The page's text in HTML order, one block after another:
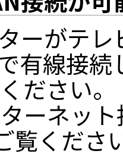
ーがテ
有線接
ださい。
ーネッ
覧くださ